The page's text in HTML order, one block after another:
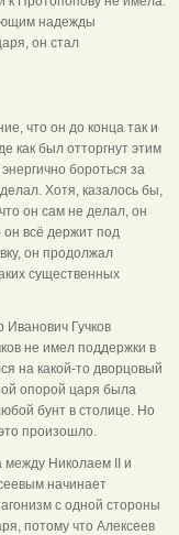
надежды
он стал
что он до конца так и
как был отторгнут этим
бороться за
Хотя, казалось бы,
он сам не делал, он
всё держит под
он продолжал
существенных
Гучков
не имел поддержки в
на какой-то дворцовый
опорой царя была
бунт в столице. Но
произошло.
между Николаем II и
начинает
с одной стороны
потому что Алексеев